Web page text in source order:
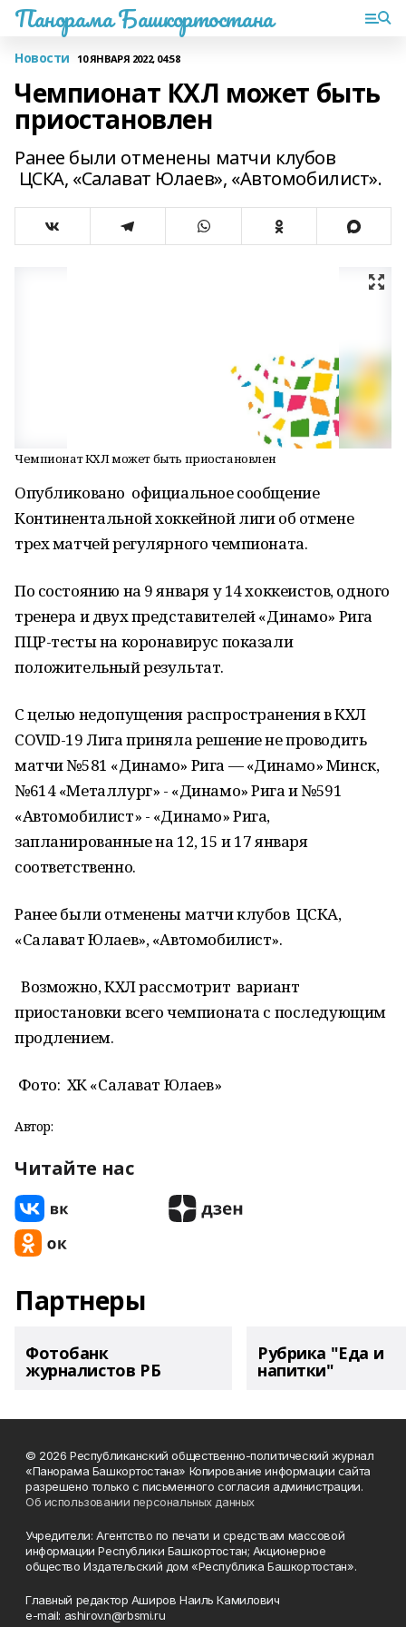
Панорама Башкортостана
Новости 10 ЯНВАРЯ 2022, 04:58
Чемпионат КХЛ может быть
приостановлен
Ранее были отменены матчи клубов
ЦСКА, «Салават Юлаев», «Автомобилист».
Чемпионат КХЛ может быть приостановлен
Опубликовано официальное сообщение
Континентальной хоккейной лиги об отмене
трех матчей регулярного чемпионата.
По состоянию на 9 января у 14 хоккеистов, одного
тренера и двух представителей «Динамо» Рига
ПЦР-тесты на коронавирус показали
положительный результат.
С целью недопущения распространения в КХЛ
COVID-19 Лига приняла решение не проводить
матчи №581 «Динамо» Рига — «Динамо» Минск,
№614 «Металлург» - «Динамо» Рига и №591
«Автомобилист» - «Динамо» Рига,
запланированные на 12, 15 и 17 января
соответственно.
Ранее были отменены матчи клубов ЦСКА,
«Салават Юлаев», «Автомобилист».
Возможно, КХЛ рассмотрит вариант
приостановки всего чемпионата с последующим
продлением.
Фото: ХК «Салават Юлаев»
Автор:
Читайте нас
Партнеры
Фотобанк
журналистов РБ
Рубрика "Еда и
напитки"
© 2026 Республиканский общественно-политический журнал
«Панорама Башкортостана» Копирование информации сайта
разрешено только с письменного согласия администрации.
Об использовании персональных данных
Учредители: Агентство по печати и средствам массовой
информации Республики Башкортостан; Акционерное
общество Издательский дом «Республика Башкортостан».
Главный редактор Аширов Наиль Камилович
e-mail: ashirov.n@rbsmi.ru